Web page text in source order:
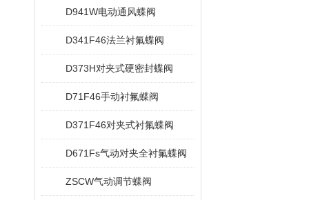
D941W电动通风蝶阀
D341F46法兰衬氟蝶阀
D373H对夹式硬密封蝶阀
D71F46手动衬氟蝶阀
D371F46对夹式衬氟蝶阀
D671Fs气动对夹全衬氟蝶阀
ZSCW气动调节蝶阀